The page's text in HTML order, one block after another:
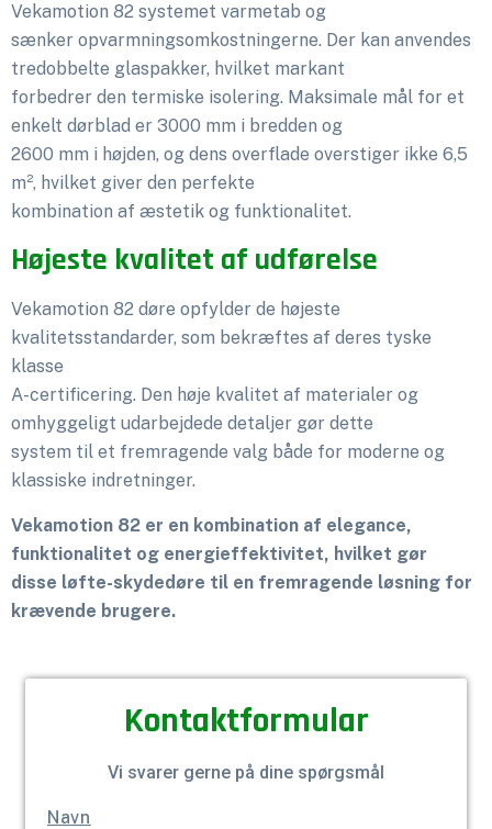
Vekamotion 82 systemet varmetab og
sænker opvarmningsomkostningerne. Der kan anvendes
tredobbelte glaspakker, hvilket markant
forbedrer den termiske isolering. Maksimale mål for et
enkelt dørblad er 3000 mm i bredden og
2600 mm i højden, og dens overflade overstiger ikke 6,5
m², hvilket giver den perfekte
kombination af æstetik og funktionalitet.
Højeste kvalitet af udførelse
Vekamotion 82 døre opfylder de højeste
kvalitetsstandarder, som bekræftes af deres tyske
klasse
A-certificering. Den høje kvalitet af materialer og
omhyggeligt udarbejdede detaljer gør dette
system til et fremragende valg både for moderne og
klassiske indretninger.
Vekamotion 82 er en kombination af elegance,
funktionalitet og energieffektivitet, hvilket gør
disse løfte-skydedøre til en fremragende løsning for
krævende brugere.
Kontaktformular
Vi svarer gerne på dine spørgsmål
Navn